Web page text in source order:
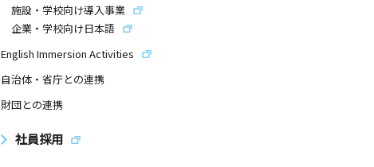
施設・学校向け導入事業
企業・学校向け日本語
English Immersion Activities
自治体・省庁との連携
財団との連携
社員採用